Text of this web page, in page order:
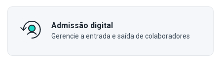
Admissão digital
Gerencie a entrada e saída de colaboradores